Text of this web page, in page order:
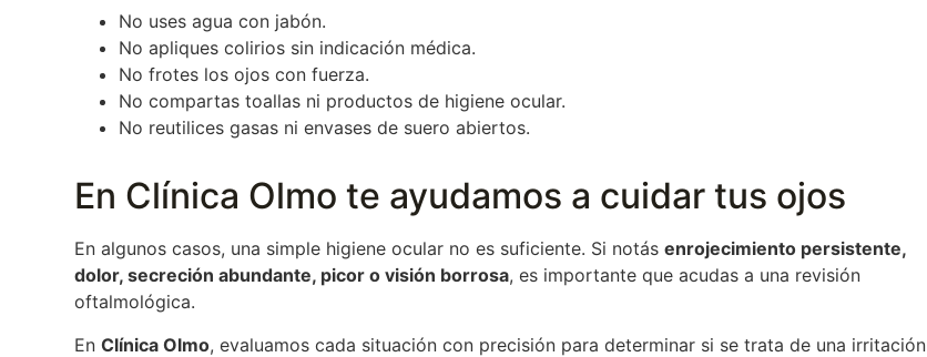
No uses agua con jabón.
No apliques colirios sin indicación médica.
No frotes los ojos con fuerza.
No compartas toallas ni productos de higiene ocular.
No reutilices gasas ni envases de suero abiertos.
En Clínica Olmo te ayudamos a cuidar tus ojos
En algunos casos, una simple higiene ocular no es suficiente. Si notásenrojecimiento persistente,
dolor, secreción abundante, picor o visión borrosa, es importante que acudas a una revisión
oftalmológica.
EnClínica Olmo, evaluamos cada situación con precisión para determinar si se trata de una irritación